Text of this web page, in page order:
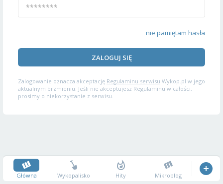
nie pamiętam hasła
ZALOGUJ SIĘ
Zalogowanie oznacza akceptację Regulaminu serwisu Wykop.pl w jego
aktualnym brzmieniu. Jeśli nie akceptujesz Regulaminu w całości,
prosimy o niekorzystanie z serwisu.
Główna Wykopalisko Hity Mikroblog